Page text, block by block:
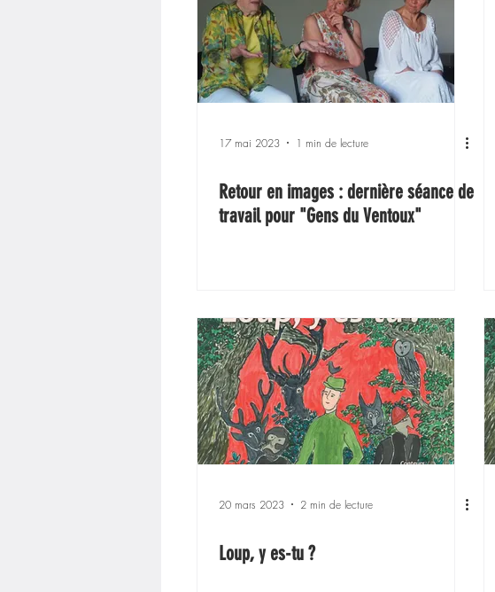
17 mai 2023 1 min de lecture
Retour en images : dernière séance de
travail pour "Gens du Ventoux"
20 mars 2023 2 min de lecture
Loup, y es-tu ?